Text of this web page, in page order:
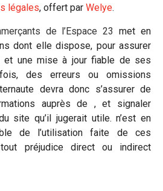
légales, offert par Welye.
de l’Espace 23 met en
dont elle dispose, pour assurer
et une mise à jour fiable de ses
des erreurs ou omissions
devra donc s’assurer de
auprès de , et signaler
site qu’il jugerait utile. n’est en
de l’utilisation faite de ces
préjudice direct ou indirect